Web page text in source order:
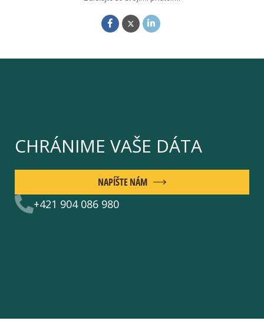
CHRÁNIME VAŠE DÁTA
+421 904 086 980
NAPÍŠTE NÁM